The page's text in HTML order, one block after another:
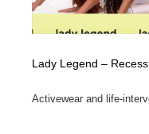
Lady Legend – Recess
Activewear and life-